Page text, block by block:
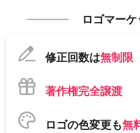
ロゴマー
修正回数は無制限
著作権完全譲渡
ロゴの色変更も無